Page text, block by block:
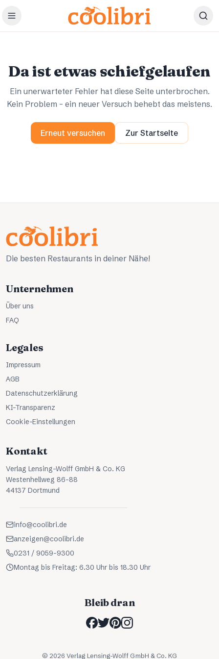
Zum Hauptinhalt springen
Da ist etwas schiefgelaufen
Ein unerwarteter Fehler hat diese Seite unterbrochen.
Kein Problem – ein neuer Versuch behebt das meistens.
Erneut versuchen Zur Startseite
Die besten Restaurants in deiner Nähe!
Unternehmen
Über uns
FAQ
Legales
Impressum
AGB
Datenschutzerklärung
KI-Transparenz
Cookie-Einstellungen
Kontakt
Verlag Lensing-Wolff GmbH & Co. KG
Westenhellweg 86-88
44137 Dortmund
info@coolibri.de
anzeigen@coolibri.de
0231 / 9059-9300
Montag bis Freitag: 6.30 Uhr bis 18.30 Uhr
Bleib dran
© 2026 Verlag Lensing-Wolff GmbH & Co. KG